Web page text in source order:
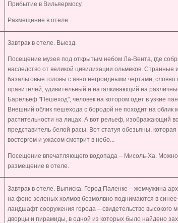
Прибытие в Вильяермосу.
Размещение в отеле.
Завтрак в отеле. Выезд.
Посещение музея под открытым небом Ла-Вента, где
наследство от великой цивилизации ольмеков.
базальтовые головы с явно негроидными чертами,
правителей, удивительный и наталкивающий на
Барельеф "Пешеход", человек на котором одет в узкие
Внешний облик пешехода с бородой не походит на облик
растительности на лицах. А вот рельеф, изображающий
представитель белой расы. Вот статуя обезьяны, которая
восторгом и ужасом смотрит в небо...
Посещение впечатляющего водопада – Мисоль-Ха.
размещение в отеле.
Завтрак в отеле. Выписка. Город Паленке – жемчужина
на фоне зеленых холмов безмолвно поднимаются в
ландшафт сооружения города – свидетельство высокого
дворцы и пирамиды, в одной из которых было найдено